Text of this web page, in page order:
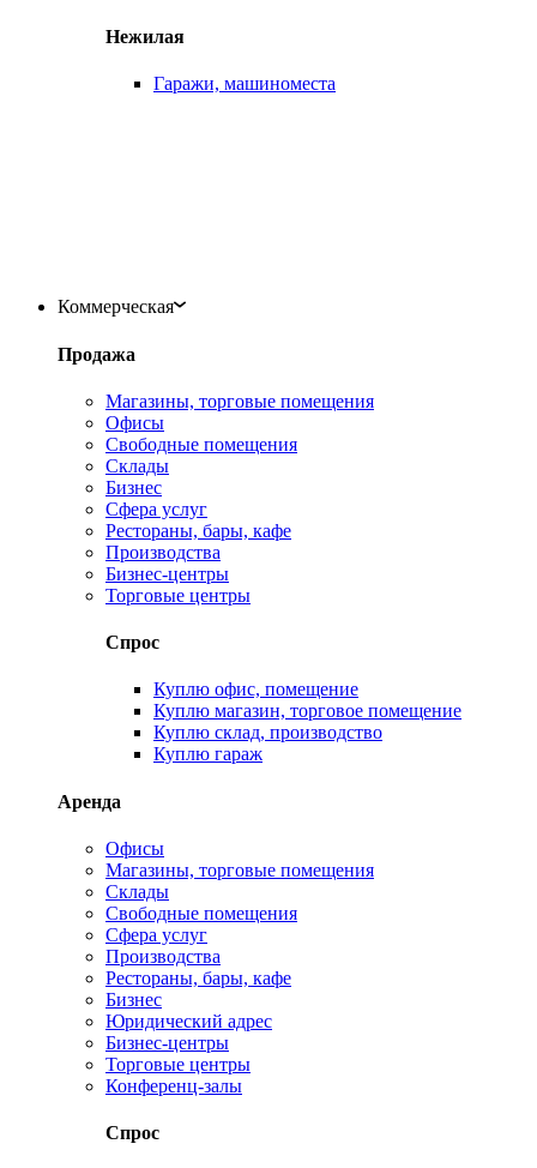
Нежилая
Гаражи, машиноместа
Коммерческая
Продажа
Магазины, торговые помещения
Офисы
Свободные помещения
Склады
Бизнес
Сфера услуг
Рестораны, бары, кафе
Производства
Бизнес-центры
Торговые центры
Спрос
Куплю офис, помещение
Куплю магазин, торговое помещение
Куплю склад, производство
Куплю гараж
Аренда
Офисы
Магазины, торговые помещения
Склады
Свободные помещения
Сфера услуг
Производства
Рестораны, бары, кафе
Бизнес
Юридический адрес
Бизнес-центры
Торговые центры
Конференц-залы
Спрос